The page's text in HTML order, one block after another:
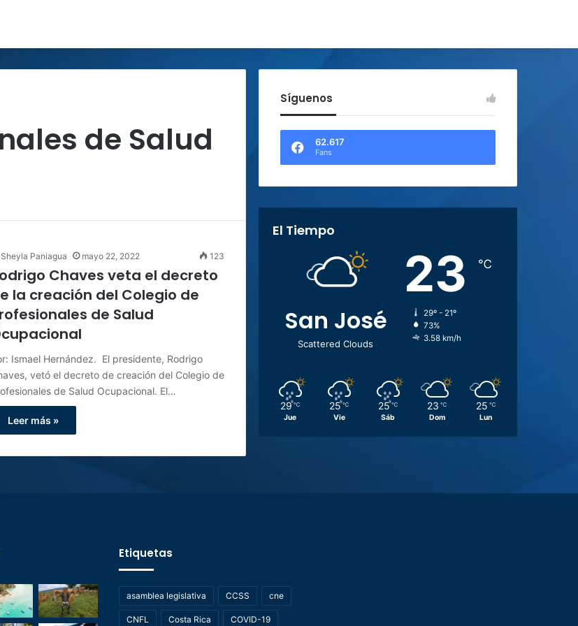
de Salud
Sheyla Paniagua mayo 22, 2022 123
Chaves veta el decreto
la creación del Colegio de
de Salud
Ismael Hernández. El presidente, Rodrigo
vetó el decreto de creación del Colegio de
de Salud Ocupacional. El…
Leer más »
Síguenos
62.617
Fans
El Tiempo
San José
Scattered Clouds
23 ℃
29º - 21º
73%
3.58 km/h
29 ℃
Jue
25 ℃
Vie
25 ℃
Sáb
23 ℃
Dom
25 ℃
Lun
Etiquetas
asamblea legislativa CCSS cne
CNFL Costa Rica COVID-19